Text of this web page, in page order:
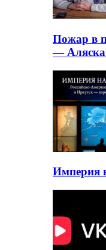
Пожар в
—
Империя